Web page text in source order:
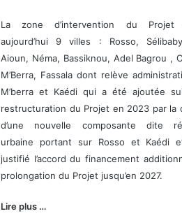
La zone d’intervention du Projet
aujourd’hui 9 villes : Rosso,
Aioun, Néma, Bassiknou, Adel Bagrou ,
M’Berra, Fassala dont relève
M’berra et Kaédi qui a été ajoutée
restructuration du Projet en 2023 par la
d’une nouvelle composante dite
urbaine portant sur Rosso et Kaédi
justifié l’accord du financement
prolongation du Projet jusqu’en 2027.
Lire plus …